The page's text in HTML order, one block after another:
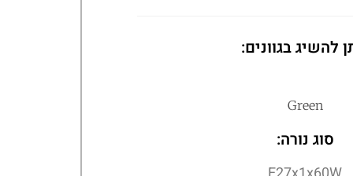
להשיג בגוונים:
Green
סוג נורה: